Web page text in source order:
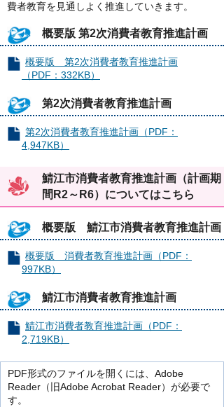
費者教育を見通しよく推進していきます。
概要版 第2次消費者教育推進計画
概要版 第2次消費者教育推進計画
（PDF：332KB）
第2次消費者教育推進計画
第2次消費者教育推進計画（PDF：
4,947KB）
鯖江市消費者教育推進計画（計画期
間R2～R6）についてはこちら
概要版 鯖江市消費者教育推進計画
概要版 消費者教育推進計画（PDF：
997KB）
鯖江市消費者教育推進計画
鯖江市消費者教育推進計画（PDF：
2,719KB）
PDF形式のファイルを開くには、Adobe
Reader（旧Adobe Acrobat Reader）が必要で
す。